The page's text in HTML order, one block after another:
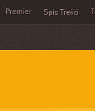
Premier Spis Treści